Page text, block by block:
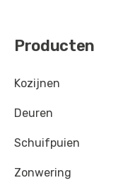
Producten
Kozijnen
Deuren
Schuifpuien
Zonwering